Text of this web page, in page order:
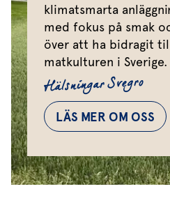
klimatsmarta
med fokus på smak
över att ha bidragit
matkulturen i Sverige.
Hälsningar Svegro
LÄS MER OM OSS